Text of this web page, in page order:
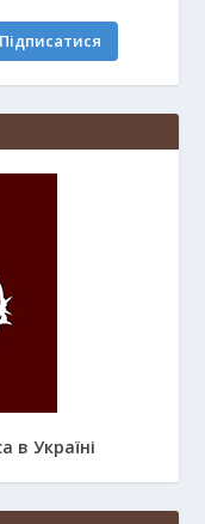
Підписатися
в Україні